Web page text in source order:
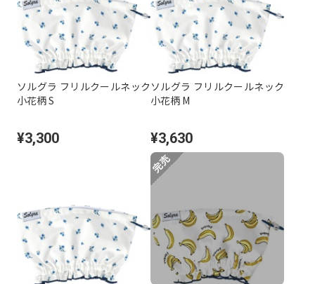
ソルグラ フリルクールネック
小花柄 S
¥3,300
ソルグラ フリルクールネック
小花柄 M
¥3,630